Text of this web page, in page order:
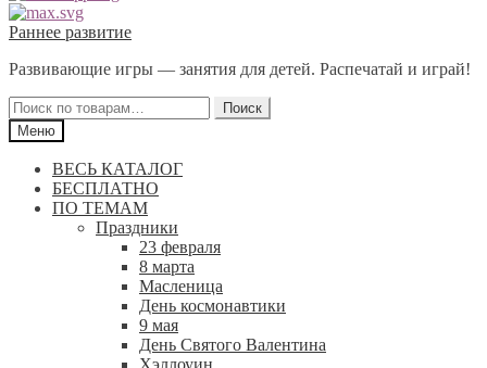
Перейти
навигации
Перейти
содержимому
Раннее развитие
Развивающие игры — занятия для детей. Распечатай и играй!
Искать:
Поиск
Меню
ВЕСЬ КАТАЛОГ
БЕСПЛАТНО
ПО ТЕМАМ
Праздники
23 февраля
8 марта
Масленица
День космонавтики
9 мая
День Святого Валентина
Хэллоуин